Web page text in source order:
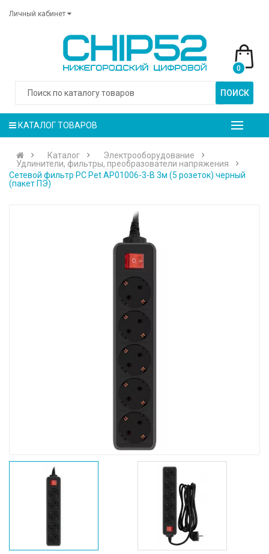
Личный кабинет
ПОИСК
0
КАТАЛОГ ТОВАРОВ
Каталог
Электрооборудование
Удлинители, фильтры, преобразователи напряжения
Сетевой фильтр PC Pet AP01006-3-B 3м (5 розеток) черный
(пакет ПЭ)